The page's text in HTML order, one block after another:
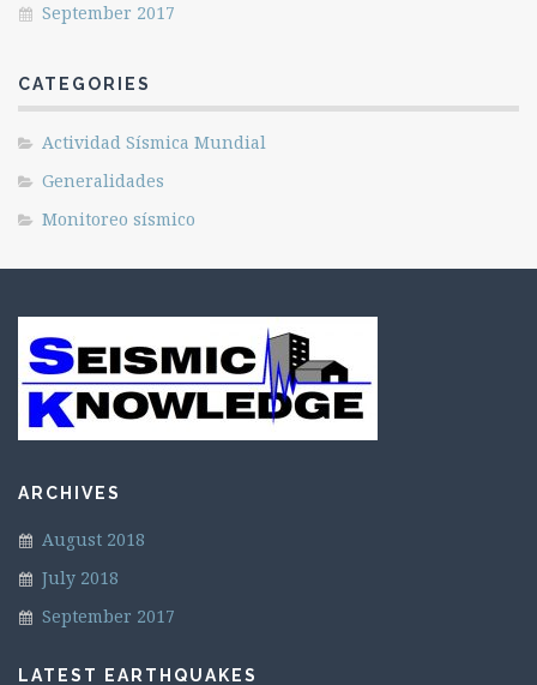
September 2017
CATEGORIES
Actividad Sísmica Mundial
Generalidades
Monitoreo sísmico
ARCHIVES
August 2018
July 2018
September 2017
LATEST EARTHQUAKES